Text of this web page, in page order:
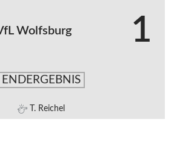
Wolfsburg 1
ENDERGEBNIS
T. Reichel